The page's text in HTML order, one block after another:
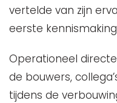
vertelde van zijn
eerste
Operationeel
de bouwers,
tijdens de